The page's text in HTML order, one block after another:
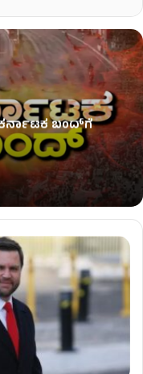
ಕರ್ನಾಟಕ ಬಂದ್​ಗೆ